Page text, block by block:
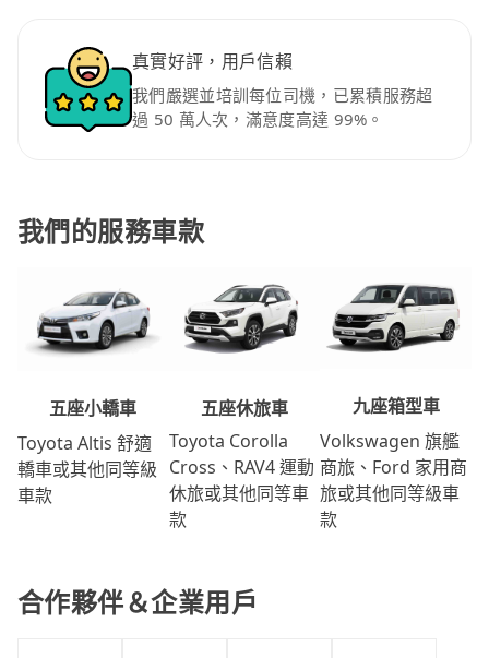
真實好評，用戶信賴
我們嚴選並培訓每位司機，已累積服務超
過 50 萬人次，滿意度高達 99%。
我們的服務車款
五座小轎車
Toyota Altis 舒適
轎車或其他同等級
車款
五座休旅車
Toyota Corolla
Cross、RAV4 運動
休旅或其他同等車
款
九座箱型車
Volkswagen 旗艦
商旅、Ford 家用商
旅或其他同等級車
款
合作夥伴＆企業用戶